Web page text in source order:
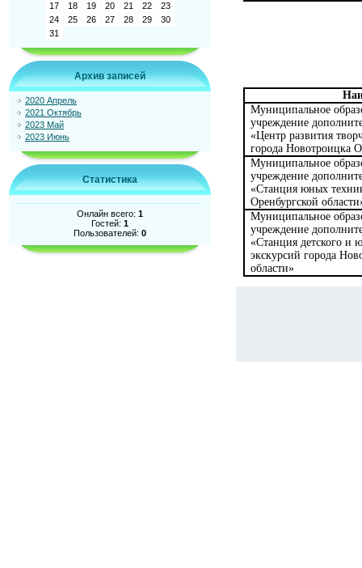
17
18 19 20 21 22
23
24
25 26 27 28 29
30
31
Архив записей
2020 Апрель
2021 Октябрь
2023 Май
2023 Июнь
Статистика
Онлайн всего: 1
Гостей: 1
Пользователей: 0
Муниципальное
учреждение
«Центр развития
города Новотроицка
Муниципальное
учреждение
«Станция юных
Оренбургской
Муниципальное
учреждение
«Станция детского и
экскурсий города
области»